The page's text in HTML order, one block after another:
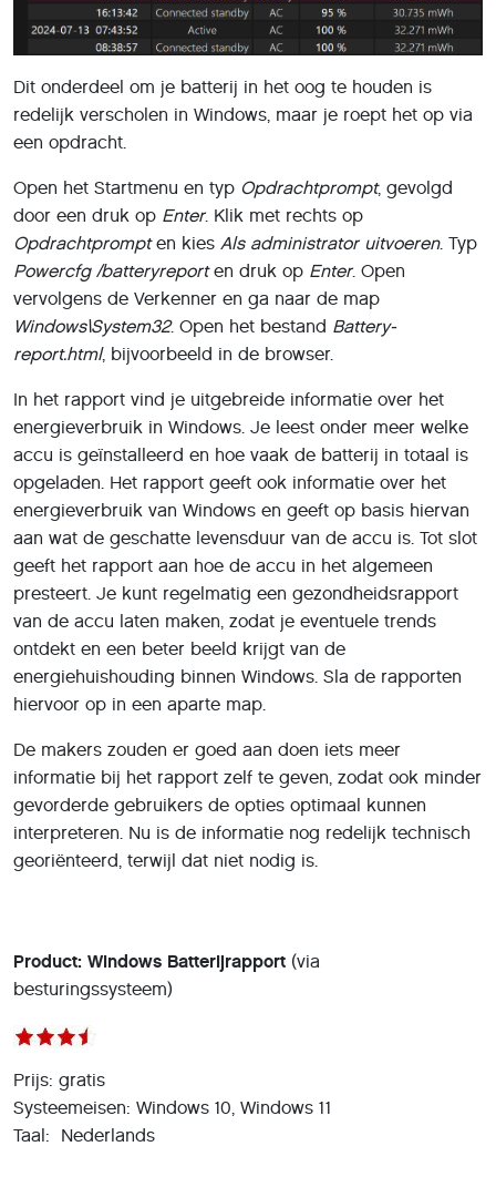
Dit onderdeel om je batterij in het oog te houden is
redelijk verscholen in Windows, maar je roept het op via
een opdracht.
Open het Startmenu en typ Opdrachtprompt, gevolgd
door een druk op Enter. Klik met rechts op
Opdrachtprompten kies Als administrator uitvoeren. Typ
Powercfg /batteryreporten druk op Enter. Open
vervolgens de Verkenner en ga naar de map
Windows\System32. Open het bestand Battery-
report.html, bijvoorbeeld in de browser.
In het rapport vind je uitgebreide informatie over het
energieverbruik in Windows. Je leest onder meer welke
accu is geïnstalleerd en hoe vaak de batterij in totaal is
opgeladen. Het rapport geeft ook informatie over het
energieverbruik van Windows en geeft op basis hiervan
aan wat de geschatte levensduur van de accu is. Tot slot
geeft het rapport aan hoe de accu in het algemeen
presteert. Je kunt regelmatig een gezondheidsrapport
van de accu laten maken, zodat je eventuele trends
ontdekt en een beter beeld krijgt van de
energiehuishouding binnen Windows. Sla de rapporten
hiervoor op in een aparte map.
De makers zouden er goed aan doen iets meer
informatie bij het rapport zelf te geven, zodat ook minder
gevorderde gebruikers de opties optimaal kunnen
interpreteren. Nu is de informatie nog redelijk technisch
georiënteerd, terwijl dat niet nodig is.
Product: Windows Batterijrapport (via
besturingssysteem)
Prijs: gratis
Systeemeisen: Windows 10, Windows 11
Taal: Nederlands